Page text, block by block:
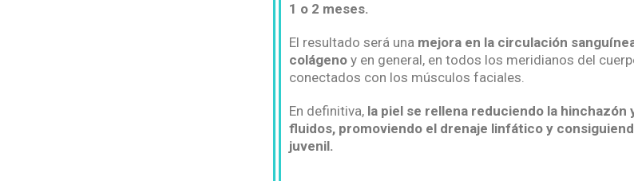
1 o 2 meses.
El resultado será una mejora en la circulación
colágeno y en general, en todos los meridianos del
conectados con los músculos faciales.
En definitiva, la piel se rellena reduciendo la hinchazón
fluidos, promoviendo el drenaje linfático y
juvenil.